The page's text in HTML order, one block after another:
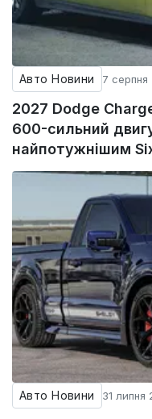
Авто Новини 7 серпня
2027 Dodge
600-сильний
найпотужнішим
Авто Новини 31 липня